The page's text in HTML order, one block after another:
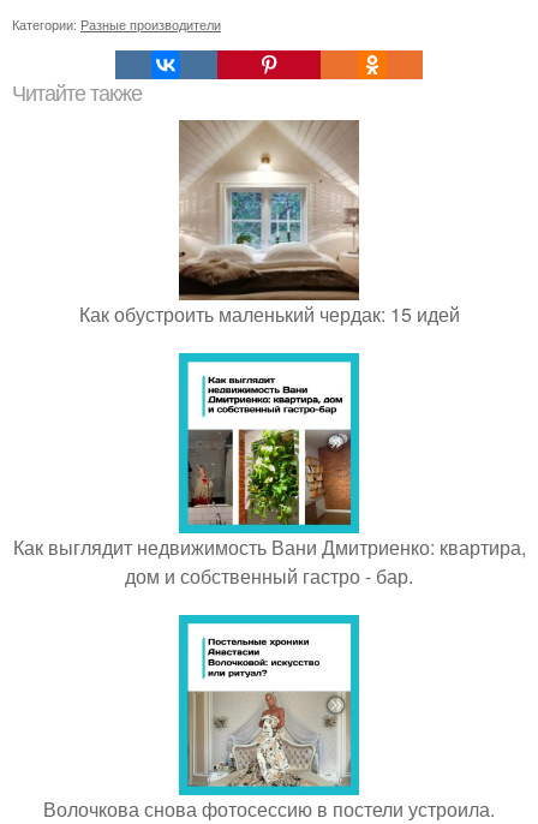
Категории: Разные производители
Читайте также
Как обустроить маленький чердак: 15 идей
Как выглядит недвижимость Вани Дмитриенко: квартира,
дом и собственный гастро - бар.
Волочкова снова фотосессию в постели устроила.